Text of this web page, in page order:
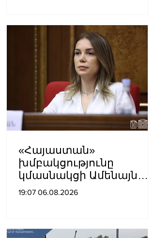
Կարապետյան
«Հայաստան»
խմբակցությունը
կմասնակցի Ամենայն
Հայոց Կաթողիկոսի
19:07 06.08.2026